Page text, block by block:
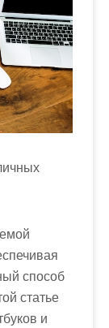
способ
статье
и